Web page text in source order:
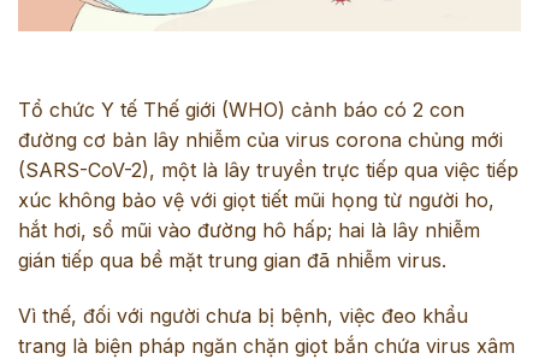
Tổ chức Y tế Thế giới (WHO) cảnh báo có 2 con
đường cơ bản lây nhiễm của virus corona chủng mới
(SARS-CoV-2), một là lây truyền trực tiếp qua việc tiếp
xúc không bảo vệ với giọt tiết mũi họng từ người ho,
hắt hơi, sổ mũi vào đường hô hấp; hai là lây nhiễm
gián tiếp qua bề mặt trung gian đã nhiễm virus.
Vì thế, đối với người chưa bị bệnh, việc đeo khẩu
trang là biện pháp ngăn chặn giọt bắn chứa virus xâm